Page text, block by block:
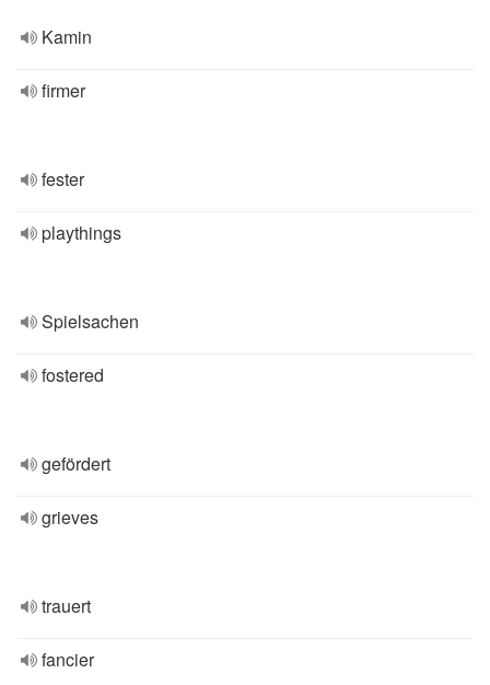
Kamin
firmer
fester
playthings
Spielsachen
fostered
gefördert
grieves
trauert
fancier